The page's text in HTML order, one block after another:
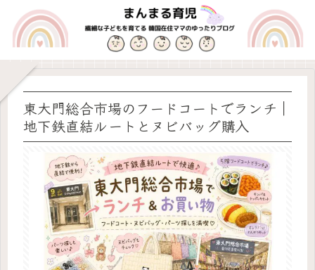
東大門総合市場のフードコートでランチ｜
地下鉄直結ルートとヌビバッグ購入